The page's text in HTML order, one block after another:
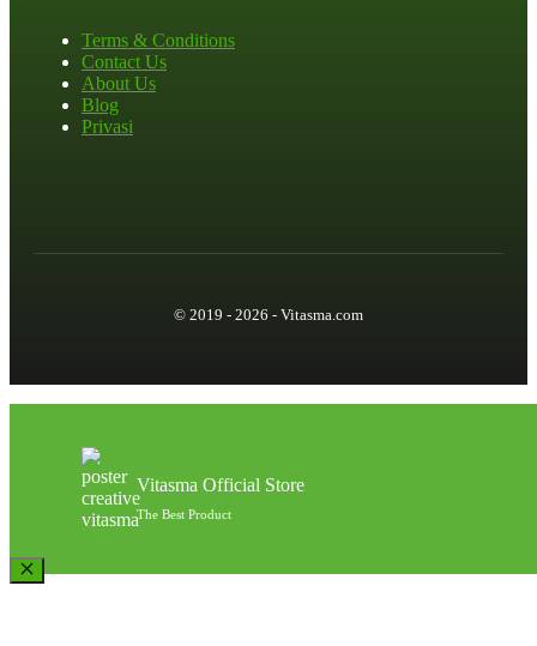
Terms & Conditions
Contact Us
About Us
Blog
Privasi
© 2019 - 2026 - Vitasma.com
Vitasma Official Store
The Best Product
Close